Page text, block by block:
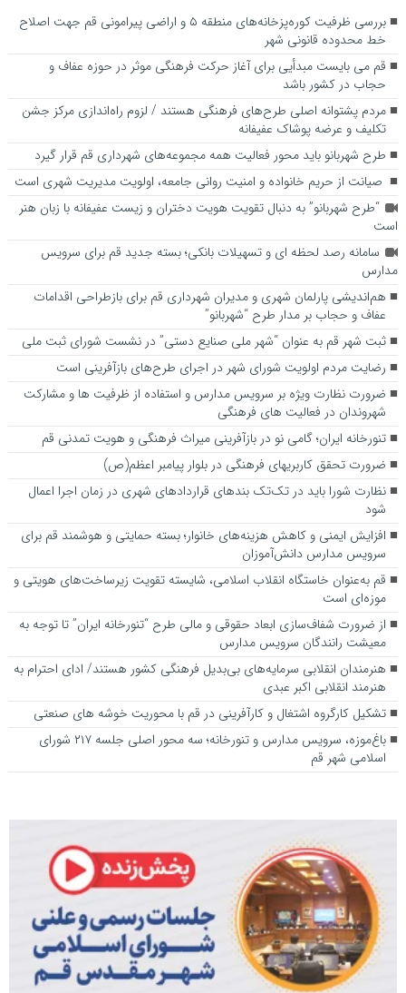
بررسی ظرفیت کوره‌پزخانه‌های منطقه ۵ و اراضی پیرامونی قم جهت اصلاح
خط محدوده قانونی شهر
قم می بایست مبدأیی برای آغاز حرکت فرهنگی موثر در حوزه عفاف و
حجاب در کشور باشد
مردم پشتوانه اصلی طرح‌های فرهنگی هستند / لزوم راه‌اندازی مرکز جشن
تکلیف و عرضه پوشاک عفیفانه
طرح شهربانو باید محور فعالیت همه مجموعه‌های شهرداری قم قرار گیرد
صیانت از حریم خانواده و امنیت روانی جامعه، اولویت مدیریت شهری است
“طرح شهربانو” به دنبال تقویت هویت دختران و زیست عفیفانه با زبان هنر
است
سامانه رصد لحظه ای و تسهیلات بانکی؛ بسته جدید قم برای سرویس
مدارس
هم‌اندیشی پارلمان شهری و مدیران شهرداری قم برای بازطراحی اقدامات
عفاف و حجاب بر مدار طرح “شهربانو”
ثبت شهر قم به عنوان “شهر ملی صنایع دستی” در نشست شورای ثبت ملی
رضایت مردم اولویت شورای شهر در اجرای طرح‌های بازآفرینی است
ضرورت نظارت ویژه بر سرویس مدارس و استفاده از ظرفیت ها و مشارکت
شهروندان در فعالیت های فرهنگی
تنورخانه ایران؛ گامی نو در بازآفرینی میراث فرهنگی و هویت تمدنی قم
ضرورت تحقق کاربری­های فرهنگی در بلوار پیامبر اعظم(ص)
نظارت شورا باید در تک‌تک بندهای قراردادهای شهری در زمان اجرا اعمال
شود
افزایش ایمنی و کاهش هزینه‌های خانوار؛ بسته حمایتی و هوشمند قم برای
سرویس مدارس دانش‌آموزان
قم به‌عنوان خاستگاه انقلاب اسلامی، شایسته تقویت زیرساخت‌های هویتی و
موزه‌ای است
از ضرورت شفاف‌سازی ابعاد حقوقی و مالی طرح “تنورخانه ایران” تا توجه به
معیشت رانندگان سرویس مدارس
هنرمندان انقلابی سرمایه‌های بی‌بدیل فرهنگی کشور هستند/ ادای احترام به
هنرمند انقلابی اکبر عبدی
تشکیل کارگروه اشتغال و کارآفرینی در قم با محوریت خوشه های صنعتی
باغ‌موزه، سرویس مدارس و تنورخانه؛ سه محور اصلی جلسه ۲۱۷ شورای
اسلامی شهر قم